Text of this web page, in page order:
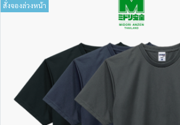
สั่งจองล่วงหน้า